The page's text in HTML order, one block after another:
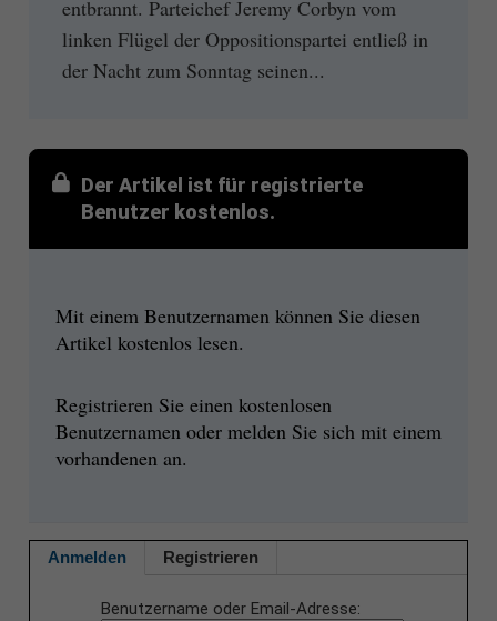
entbrannt. Parteichef Jeremy Corbyn vom
linken Flügel der Oppositionspartei entließ in
der Nacht zum Sonntag seinen...
Der Artikel ist für registrierte
Benutzer kostenlos.
Mit einem Benutzernamen können Sie diesen
Artikel kostenlos lesen.
Registrieren Sie einen kostenlosen
Benutzernamen oder melden Sie sich mit einem
vorhandenen an.
Anmelden Registrieren
Benutzername oder Email-Adresse